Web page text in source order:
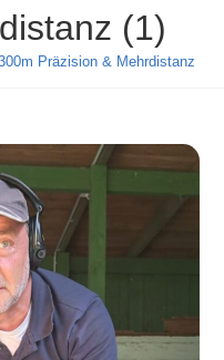
(1)
Präzision & Mehrdistanz